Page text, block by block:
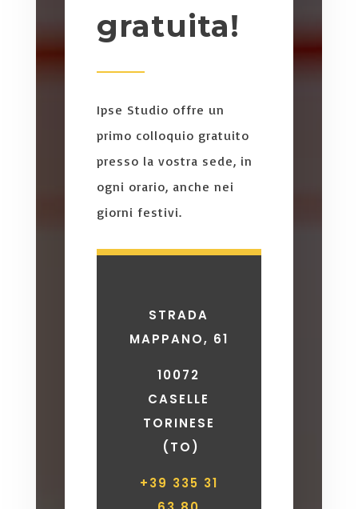
gratuita!
Ipse Studio offre un
primo colloquio gratuito
presso la vostra sede, in
ogni orario, anche nei
giorni festivi.
STRADA
MAPPANO, 61
10072
CASELLE
TORINESE
(TO)
+39 335 31